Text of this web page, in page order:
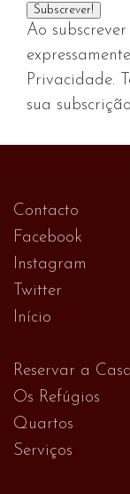
Ao
Privacidade.
sua
Contacto
Facebook
Instagram
Twitter
Início
Reservar a Casa
Os Refúgios
Quartos
Serviços